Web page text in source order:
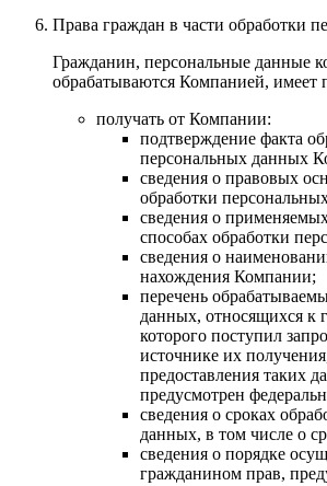
Права граждан в части обработки
Гражданин, персональные данные
обрабатываются Компанией, имеет
получать от Компании:
подтверждение факта
персональных данных
сведения о правовых
обработки
сведения о
способах обработки
сведения о
нахождения Компании;
перечень
данных, относящихся к
которого поступил
источнике их
предоставления таких
предусмотрен
сведения о сроках
данных, в том числе о
сведения о порядке
гражданином прав,